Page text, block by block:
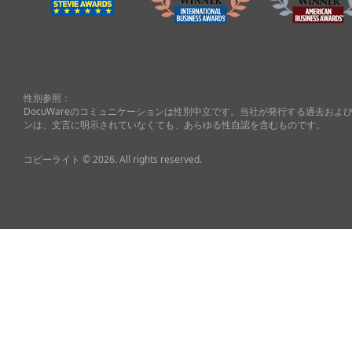
性別参照：
DocuWareのコミュニケーションは性別中立です。当社が発行する過去およ
ンは、文言に明示されていなくても、あらゆる性自認を含むものです。
コピーライト © 2026. All rights reserved.